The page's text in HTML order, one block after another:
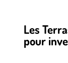
Les
pour